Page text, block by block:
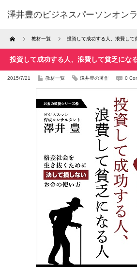
澤井豊のビジネスパーソンオン
Home 教材一覧 投資して成功する人、浪費して
投資して成功する人、浪費して貧乏にな
2015/7/21 教材一覧 澤井豊の著作 0